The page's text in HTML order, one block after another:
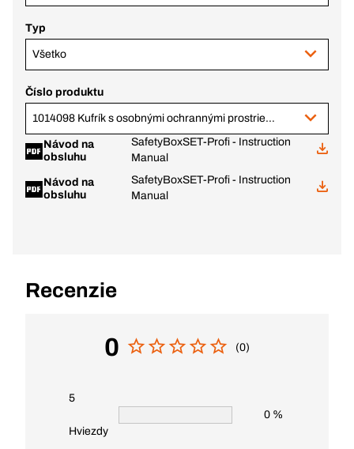
Typ
Všetko
Číslo produktu
1014098 Kufrík s osobnými ochrannými prostriedkami Profi
Návod na
obsluhu
SafetyBoxSET-Profi - Instruction
Manual
Návod na
obsluhu
SafetyBoxSET-Profi - Instruction
Manual
Recenzie
0 (0)
5
Hviezdy
0 %